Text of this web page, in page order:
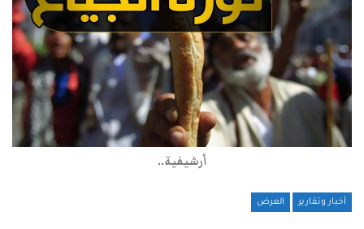
أرشيفية..
أخبار وتقارير العرض